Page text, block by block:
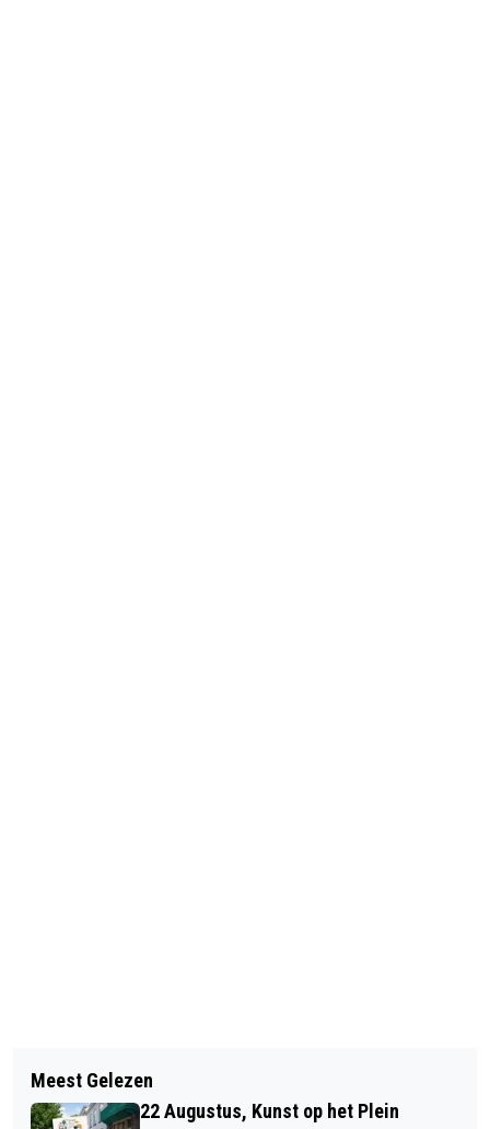
JAPANS BLOEMSCHIKKEN IN
HALSTEREN
3E ETAPPE BENELUX TOUR DOOR
Meest Gelezen
22 Augustus, Kunst op het Plein